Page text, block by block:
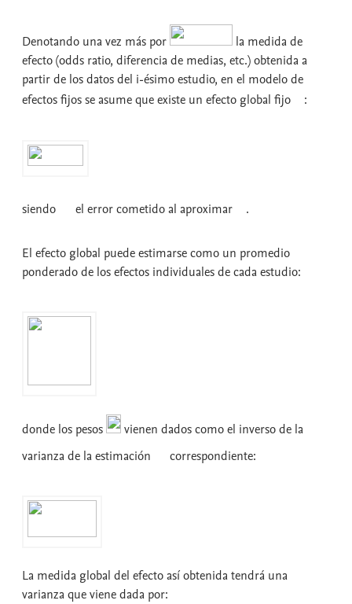
Denotando una vez más por
la medida de
efecto (odds ratio, diferencia de medias, etc.) obtenida a
partir de los datos del i-ésimo estudio, en el modelo de
efectos fijos se asume que existe un efecto global fijo
:
siendo el error cometido al aproximar .
El efecto global puede estimarse como un promedio
ponderado de los efectos individuales de cada estudio:
donde los pesos
vienen dados como el inverso de la
varianza de la estimación
correspondiente:
La medida global del efecto así obtenida tendrá una
varianza que viene dada por: